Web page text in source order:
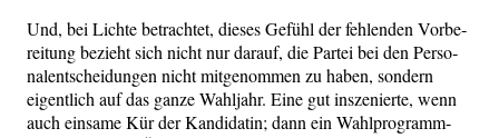
Und, bei Lich­te betrach­tet, die­ses Gefühl der feh­len­den Vor­be­
rei­tung bezieht sich nicht nur dar­auf, die Par­tei bei den Per­so­
nal­ent­schei­dun­gen nicht mit­ge­nom­men zu haben, son­dern
eigent­lich auf das gan­ze Wahl­jahr. Eine gut insze­nier­te, wenn
auch ein­sa­me Kür der Kan­di­da­tin; dann ein Wahl­pro­gramm­